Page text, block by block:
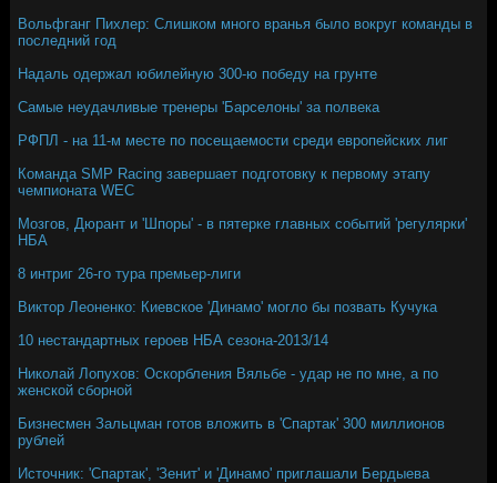
Вольфганг Пихлер: Слишком много вранья было вокруг команды в
последний год
Надаль одержал юбилейную 300-ю победу на грунте
Самые неудачливые тренеры 'Барселоны' за полвека
РФПЛ - на 11-м месте по посещаемости среди европейских лиг
Команда SMP Racing завершает подготовку к первому этапу
чемпионата WEC
Мозгов, Дюрант и 'Шпоры' - в пятерке главных событий 'регулярки'
НБА
8 интриг 26-го тура премьер-лиги
Виктор Леоненко: Киевское 'Динамо' могло бы позвать Кучука
10 нестандартных героев НБА сезона-2013/14
Николай Лопухов: Оскорбления Вяльбе - удар не по мне, а по
женской сборной
Бизнесмен Зальцман готов вложить в 'Спартак' 300 миллионов
рублей
Источник: 'Спартак', 'Зенит' и 'Динамо' приглашали Бердыева